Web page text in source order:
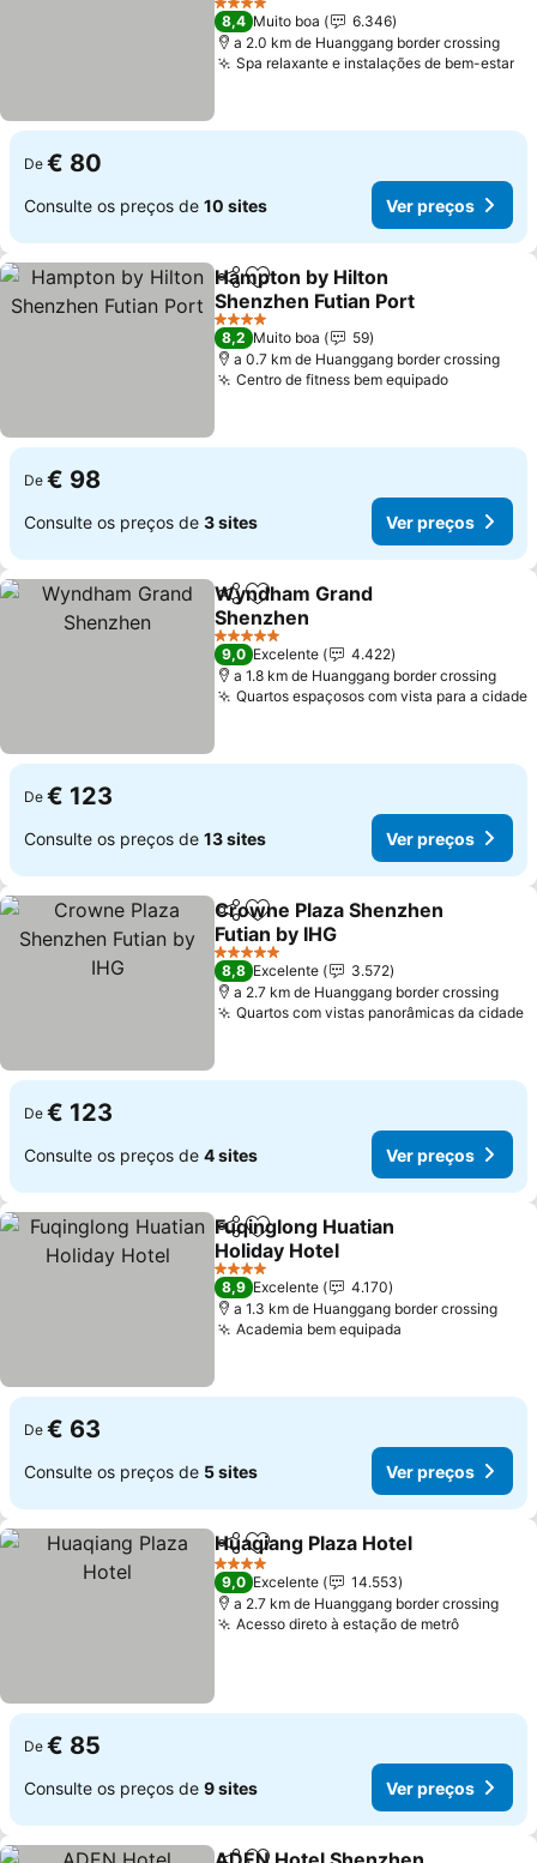
4 Estrelas
8,4 Muito boa
6.346
a 2.0 km de Huanggang border crossing
Spa relaxante e instalações de bem-estar
De € 80
Consulte os preços de 10 sites Ver preços
PartilharAdicionar aos favoritos
Hampton by Hilton
Shenzhen Futian Port
4 Estrelas
8,2 Muito boa
59
a 0.7 km de Huanggang border crossing
Centro de fitness bem equipado
De € 98
Consulte os preços de 3 sites Ver preços
PartilharAdicionar aos favoritos
Wyndham Grand
Shenzhen
5 Estrelas
9,0 Excelente
4.422
a 1.8 km de Huanggang border crossing
Quartos espaçosos com vista para a cidade
De € 123
Consulte os preços de 13 sites Ver preços
PartilharAdicionar aos favoritos
Crowne Plaza Shenzhen
Futian by IHG
5 Estrelas
8,8 Excelente
3.572
a 2.7 km de Huanggang border crossing
Quartos com vistas panorâmicas da cidade
De € 123
Consulte os preços de 4 sites Ver preços
PartilharAdicionar aos favoritos
Fuqinglong Huatian
Holiday Hotel
4 Estrelas
8,9 Excelente
4.170
a 1.3 km de Huanggang border crossing
Academia bem equipada
De € 63
Consulte os preços de 5 sites Ver preços
PartilharAdicionar aos favoritos
Huaqiang Plaza Hotel
4 Estrelas
9,0 Excelente
14.553
a 2.7 km de Huanggang border crossing
Acesso direto à estação de metrô
De € 85
Consulte os preços de 9 sites Ver preços